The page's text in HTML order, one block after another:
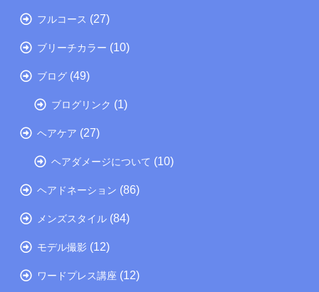
フルコース (27)
ブリーチカラー (10)
ブログ (49)
ブログリンク (1)
ヘアケア (27)
ヘアダメージについて (10)
ヘアドネーション (86)
メンズスタイル (84)
モデル撮影 (12)
ワードプレス講座 (12)